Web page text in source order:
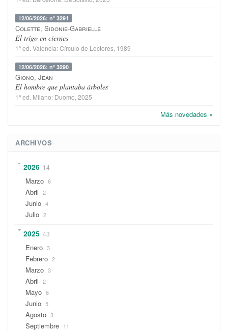
12/06/2026: nº 3291
Colette, Sidonie-Gabrielle
El trigo en ciernes
1ª ed. Valencia:Círculo de Lectores , 1989
12/06/2026: nº 3290
Giono, Jean
El hombre que plantaba árboles
1ª ed. Milano: Duomo , 2025
Más novedades »
ARCHIVOS
2026 14
Marzo 6
Abril 2
Junio 4
Julio 2
2025 43
Enero 3
Febrero 2
Marzo 3
Abril 2
Mayo 6
Junio 5
Agosto 3
Septiembre 11